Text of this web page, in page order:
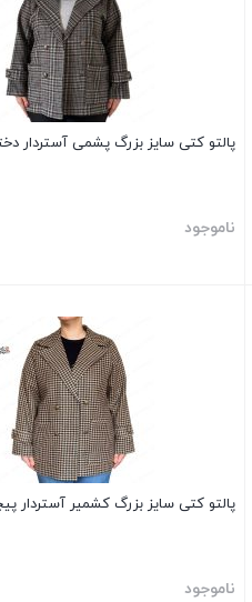
پالتو کتی سایز بزرگ پشمی آستردار
ناموجود
پالتو کتی سایز بزرگ کشمیر آستردار
ناموجود